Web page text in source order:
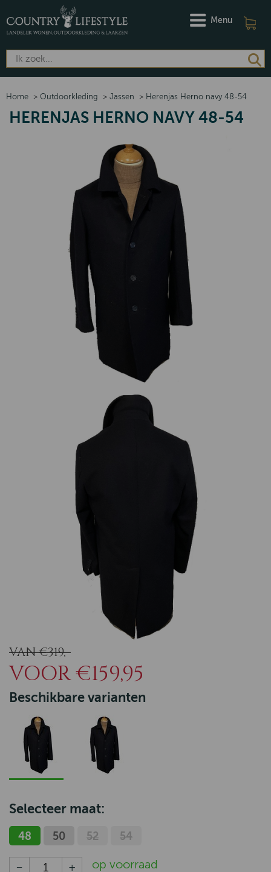
Menu
Home > Outdoorkleding > Jassen > Herenjas Herno navy 48-54
HERENJAS HERNO NAVY 48-54
VAN €319,-
VOOR €159,95
Beschikbare varianten
Selecteer maat:
48 50 52 54
op voorraad